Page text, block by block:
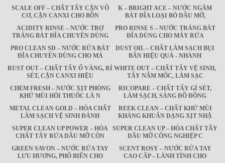
SCALE OFF – CHẤT TẨY CẶN VÔ
CƠ, CẶN CANXI CHO BỒN
K – BRIGHT ACE – NƯỚC NGÂM
BÁT ĐĨA LOẠI BỎ DẦU MỠ,
ACIDITY RINSE – NƯỚC TRỢ
TRÁNG BÁT ĐĨA CHUYÊN DÙNG
PRO RINSE S – NƯỚC TRÁNG BÁT
ĐĨA DÙNG CHO MÁY RỬA
PRO CLEAN SD – NƯỚC RỬA BÁT
ĐĨA CHUYÊN DÙNG CHO MÁ
DUST OIL – CHẤT LÀM SẠCH BỤI
BẨN HIỆU QUẢ - NHANH
RUST OUT – CHẤT TẨY Ố VÀNG, RỈ
SÉT, CẶN CANXI HIỆU
WHITE OUT – CHẤT TẨY VỆ SINH,
TẨY NẤM MỐC, LÀM SẠC
CHEM FRESH – NƯỚC XỊT PHÒNG
KHỬ MÙI HÔI THUỐC LÁ N
RICOPARE – CHẤT TẨY GỈ SÉT,
LÀM SẠCH, SÁNG ĐỒ ĐỒNG
METAL CLEAN GOLD – HÓA CHẤT
LÀM SẠCH VỆ SINH ĐÁNH
REEK CLEAN – CHẤT KHỬ MÙI
KHÁNG KHUẨN DẠNG XỊT NHẬ
SUPER CLEAN UP POWER – HÓA
CHẤT TẨY RỬA DẦU MỠ CÔN
SUPER CLEAN UP – HÓA CHẤT TẨY
DẦU MỠ CÔNG NGHIỆP C
GREEN SAVON – NƯỚC RỬA TAY
LƯU HƯƠNG, PHỔ BIẾN CHO
SCENT ROSY – NƯỚC RỬA TAY
CAO CẤP – LÀNH TÍNH CHO